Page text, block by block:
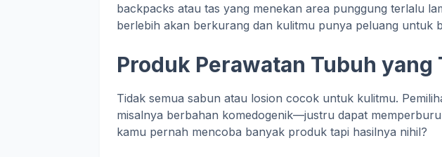
backpacks atau tas yang menekan area punggung terlalu
berlebih akan berkurang dan kulitmu punya peluang untuk
Produk Perawatan Tubuh yang
Tidak semua sabun atau losion cocok untuk kulitmu.
misalnya berbahan komedogenik—justru dapat
kamu pernah mencoba banyak produk tapi hasilnya nihil?